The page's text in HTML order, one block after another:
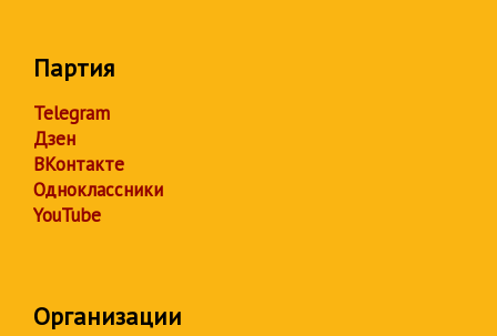
Партия
Telegram
Дзен
ВКонтакте
Одноклассники
YouTube
Организации